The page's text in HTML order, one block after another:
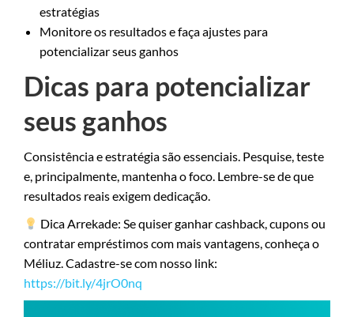
estratégias
Monitore os resultados e faça ajustes para
potencializar seus ganhos
Dicas para potencializar
seus ganhos
Consistência e estratégia são essenciais. Pesquise, teste
e, principalmente, mantenha o foco. Lembre-se de que
resultados reais exigem dedicação.
Dica Arrekade: Se quiser ganhar cashback, cupons ou
contratar empréstimos com mais vantagens, conheça o
Méliuz. Cadastre-se com nosso link:
https://bit.ly/4jrO0nq